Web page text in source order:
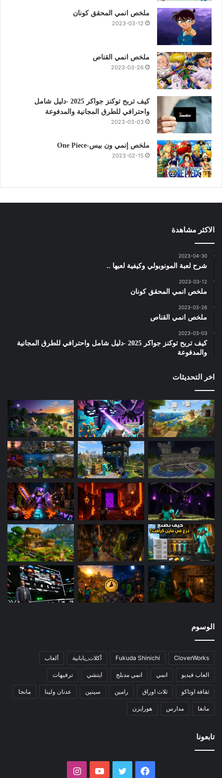
ملخص انمي المحقق كونان
2023-03-12
ملخص انمي القناص
2023-03-26
كيف تربح توكنز جواكر 2025 -دليل شامل
واحترافي للطرق المجانية والمدفوعة
2023-03-03
ملخص إنمي ون بيس-One Piece
2023-02-15
الاكثر مشاهدة
2023-04-30
شرح لعبة المونوبولي وكيفية لعبها ..
2023-03-12
ملخص انمي المحقق كونان
2023-03-26
ملخص انمي القناص
2023-03-03
كيف تربح توكنز جواكر 2025 -دليل شامل واحترافي للطرق المجانية
والمدفوعة
اخر التحديثات
الوسوم
CloverWorks
Fukuda Shinichi أكلات_يابانية ألعاب
العاب فيديو انمي انمي مدبلج ايتشي ترفيهات
ثقافة اوتاكو ثلاث اوراق رامين سينين عدنان ولينا مانجا
مانغا مدارس هورايزن
تابعونا